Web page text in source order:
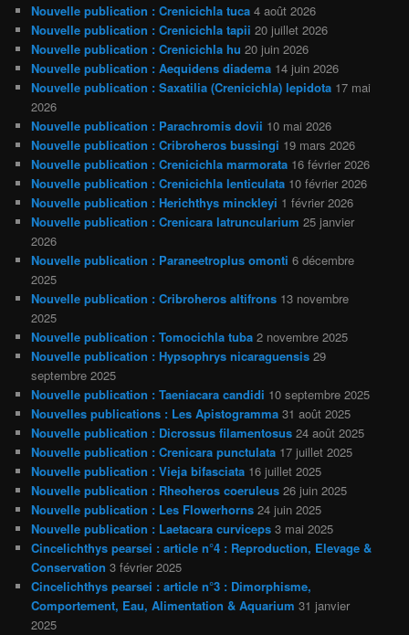
Nouvelle publication : Crenicichla tuca 4 août 2026
Nouvelle publication : Crenicichla tapii 20 juillet 2026
Nouvelle publication : Crenicichla hu 20 juin 2026
Nouvelle publication : Aequidens diadema 14 juin 2026
Nouvelle publication : Saxatilia (Crenicichla) lepidota 17 mai
2026
Nouvelle publication : Parachromis dovii 10 mai 2026
Nouvelle publication : Cribroheros bussingi 19 mars 2026
Nouvelle publication : Crenicichla marmorata 16 février 2026
Nouvelle publication : Crenicichla lenticulata 10 février 2026
Nouvelle publication : Herichthys minckleyi 1 février 2026
Nouvelle publication : Crenicara latruncularium 25 janvier
2026
Nouvelle publication : Paraneetroplus omonti 6 décembre
2025
Nouvelle publication : Cribroheros altifrons 13 novembre
2025
Nouvelle publication : Tomocichla tuba 2 novembre 2025
Nouvelle publication : Hypsophrys nicaraguensis 29
septembre 2025
Nouvelle publication : Taeniacara candidi 10 septembre 2025
Nouvelles publications : Les Apistogramma 31 août 2025
Nouvelle publication : Dicrossus filamentosus 24 août 2025
Nouvelle publication : Crenicara punctulata 17 juillet 2025
Nouvelle publication : Vieja bifasciata 16 juillet 2025
Nouvelle publication : Rheoheros coeruleus 26 juin 2025
Nouvelle publication : Les Flowerhorns 24 juin 2025
Nouvelle publication : Laetacara curviceps 3 mai 2025
Cincelichthys pearsei : article n°4 : Reproduction, Elevage &
Conservation 3 février 2025
Cincelichthys pearsei : article n°3 : Dimorphisme,
Comportement, Eau, Alimentation & Aquarium 31 janvier
2025